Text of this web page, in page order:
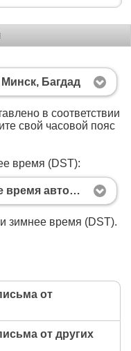
Багдад
в соответствии
свой часовой пояс
время (DST):
Определять летнее/зимнее время автоматически
зимнее время (DST).
от
от других